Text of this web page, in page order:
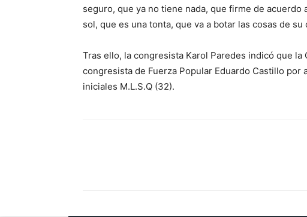
seguro, que ya no tiene nada, que firme de
sol, que es una tonta, que va a botar las cosas de su
Tras ello, la congresista Karol Paredes indicó que
congresista de Fuerza Popular Eduardo Castillo
iniciales M.L.S.Q (32).